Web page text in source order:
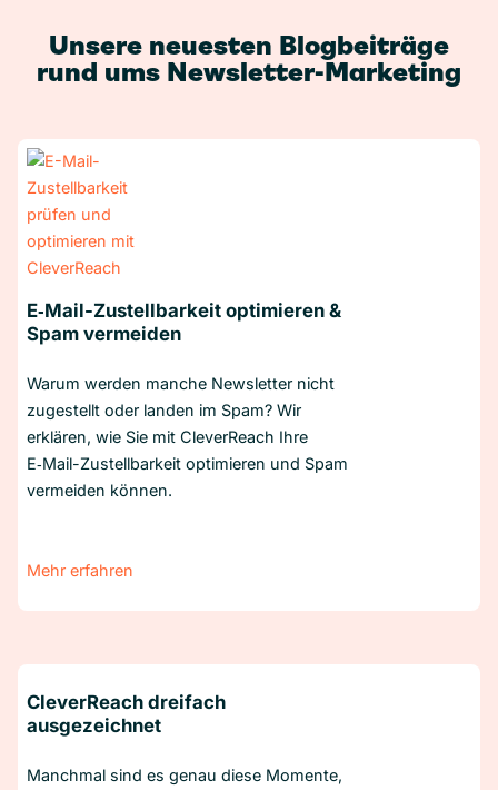
Unsere neuesten Blogbeiträge
rund ums Newsletter-Marketing
E‑Mail-Zustellbarkeit optimieren &
Spam vermeiden
Warum werden manche Newsletter nicht
zugestellt oder landen im Spam? Wir
erklären, wie Sie mit CleverReach Ihre
E‑Mail-Zustellbarkeit optimieren und Spam
vermeiden können.
Mehr erfahren
CleverReach dreifach
ausgezeichnet
Manchmal sind es genau diese Momente,